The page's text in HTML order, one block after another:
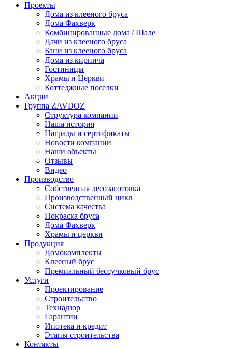
Проекты
Дома из клееного бруса
Дома Фахверк
Комбинированные дома / Шале
Дачи из клееного бруса
Бани из клееного бруса
Дома из кирпича
Гостиницы
Храмы и Церкви
Коттеджные поселки
Акции
Группа ZAVDOZ
Структура компании
Наша история
Награды и сертификаты
Новости компании
Наши объекты
Отзывы
Видео
Производство
Собственная лесозаготовка
Производственный цикл
Система качества
Покраска бруса
Дома Фахверк
Храмы и церкви
Продукция
Домокомплекты
Клееный брус
Премиальный бессучковый брус
Услуги
Проектирование
Строительство
Технадзор
Гарантии
Ипотека и кредит
Этапы строительства
Контакты